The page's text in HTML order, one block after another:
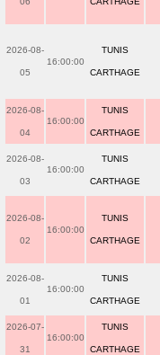
2026-08-
05
16:00:00
TUNIS
CARTHAGE
2026-08-
04
16:00:00
TUNIS
CARTHAGE
2026-08-
03
16:00:00
TUNIS
CARTHAGE
2026-08-
02
16:00:00
TUNIS
CARTHAGE
2026-08-
01
16:00:00
TUNIS
CARTHAGE
2026-07-
31
16:00:00
TUNIS
CARTHAGE